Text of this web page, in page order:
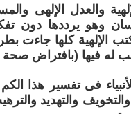
والعدل الإلهى
وهو يرددها دون
الإلهية كلها
له فيها (بافتراض
فى تفسير هذا
والتهديد